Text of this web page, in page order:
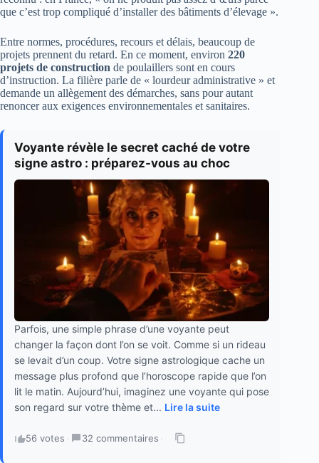
que c’est trop compliqué d’installer des bâtiments d’élevage ».
Entre normes, procédures, recours et délais, beaucoup de
projets prennent du retard. En ce moment, environ 220
projets de construction de poulaillers sont en cours
d’instruction. La filière parle de « lourdeur administrative » et
demande un allègement des démarches, sans pour autant
renoncer aux exigences environnementales et sanitaires.
Voyante révèle le secret caché de votre
signe astro : préparez-vous au choc
Parfois, une simple phrase d’une voyante peut
changer la façon dont l’on se voit. Comme si un rideau
se levait d’un coup. Votre signe astrologique cache un
message plus profond que l’horoscope rapide que l’on
lit le matin. Aujourd’hui, imaginez une voyante qui pose
son regard sur votre thème et... Lire la suite
56 votes · 32 commentaires ·